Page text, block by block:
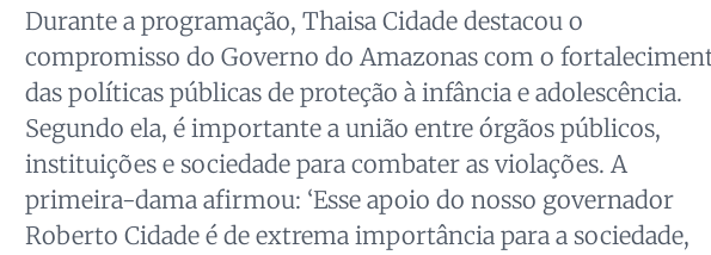
Durante a programação, Thaisa Cidade destacou o
compromisso do Governo do Amazonas com o
das políticas públicas de proteção à infância e adolescência.
Segundo ela, é importante a união entre órgãos públicos,
instituições e sociedade para combater as violações. A
primeira-dama afirmou: ‘Esse apoio do nosso governador
Roberto Cidade é de extrema importância para a sociedade,